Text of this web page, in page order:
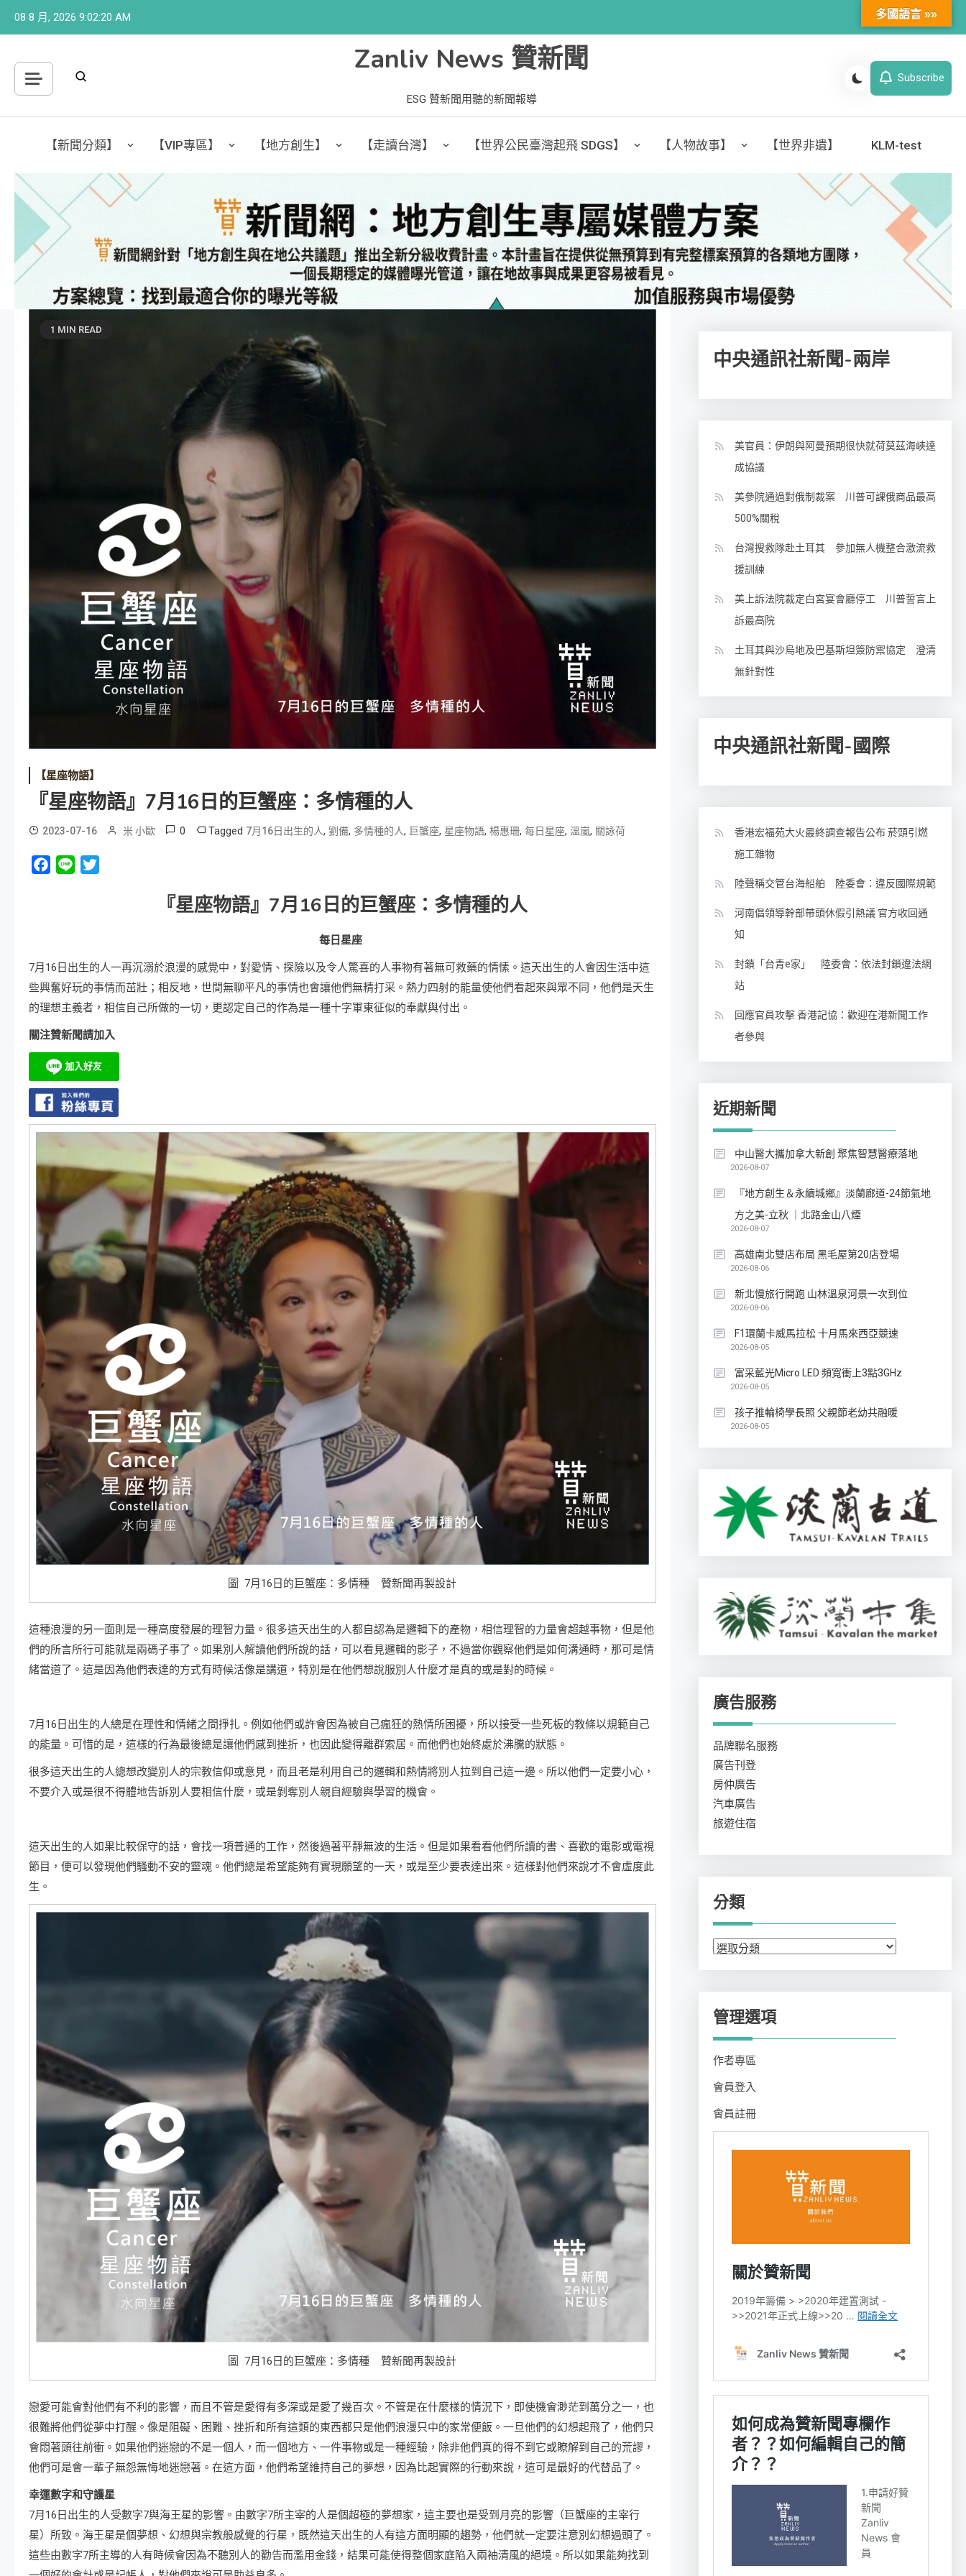
08 8 月, 2026 9:02:23 AM
Zanliv News 贊新聞
ESG 贊新聞用聽的新聞報導
Subscribe
【新聞分類】 【VIP專區】 【地方創生】 【走讀台灣】 【世界公民臺灣起飛 SDGS】 【人物故事】 【世界非遺】 KLM-test
1 MIN READ
【星座物語】
『星座物語』7月16日的巨蟹座：多情種的人
2023-07-16 米 小歐 0 Tagged 7月16日出生的人, 劉備, 多情種的人, 巨蟹座, 星座物語, 楊惠珊, 每日星座, 溫嵐, 關詠荷
Facebook
Line
『星座物語』 7月16 日的巨蟹座：多情種的人
每日星座
7月16日出生的人一再沉溺於浪漫的感覺中，對愛情、探險以及令人驚喜的人事物有著無可救藥的情愫。這天出生的人會因生活中這
些興奮好玩的事情而茁壯；相反地，世間無聊平凡的事情也會讓他們無精打采。熱力四射的能量使他們看起來與眾不同，他們是天生
的理想主義者，相信自己所做的一切，更認定自己的作為是一種十字軍東征似的奉獻與付出。
關注贊新聞請加入
圖 7月16日的巨蟹座：多情種 贊新聞再製設計
這種浪漫的另一面則是一種高度發展的理智力量。很多這天出生的人都自認為是邏輯下的產物，相信理智的力量會超越事物，但是他
們的所言所行可能就是兩碼子事了。如果別人解讀他們所說的話，可以看見邏輯的影子，不過當你觀察他們是如何溝通時，那可是情
緒當道了。這是因為他們表達的方式有時候活像是講道，特別是在他們想說服別人什麼才是真的或是對的時候。
7月16日出生的人總是在理性和情緒之間掙扎。例如他們或許會因為被自己瘋狂的熱情所困擾，所以接受一些死板的教條以規範自己
的能量。可惜的是，這樣的行為最後總是讓他們感到挫折，也因此變得離群索居。而他們也始終處於沸騰的狀態。
很多這天出生的人總想改變別人的宗教信仰或意見，而且老是利用自己的邏輯和熱情將別人拉到自己這一邊。所以他們一定要小心，
不要介入或是很不得體地告訴別人要相信什麼，或是剝奪別人親自經驗與學習的機會。
這天出生的人如果比較保守的話，會找一項普通的工作，然後過著平靜無波的生活。但是如果看看他們所讀的書、喜歡的電影或電視
節目，便可以發現他們騷動不安的靈魂。他們總是希望能夠有實現願望的一天，或是至少要表達出來。這樣對他們來說才不會虛度此
生。
圖 7月16日的巨蟹座：多情種 贊新聞再製設計
戀愛可能會對他們有不利的影響，而且不管是愛得有多深或是愛了幾百次。不管是在什麼樣的情況下，即使機會渺茫到萬分之一，也
很難將他們從夢中打醒。像是阻礙、困難、挫折和所有這類的東西都只是他們浪漫只中的家常便飯。一旦他們的幻想起飛了，他們只
會悶著頭往前衝。如果他們迷戀的不是一個人，而一個地方、一件事物或是一種經驗，除非他們真的得不到它或瞭解到自己的荒謬，
他們可是會一輩子無怨無悔地迷戀著。在這方面，他們希望維持自己的夢想，因為比起實際的行動來說，這可是最好的代替品了。
幸運數字和守護星
7月16日出生的人受數字7與海王星的影響。由數字7所主宰的人是個超極的夢想家，這主要也是受到月亮的影響（巨蟹座的主宰行
星）所致。海王星是個夢想、幻想與宗教般感覺的行星，既然這天出生的人有這方面明顯的趨勢，他們就一定要注意別幻想過頭了。
這些由數字7所主導的人有時候會因為不聽別人的勸告而濫用金錢，結果可能使得整個家庭陷入兩袖清風的絕境。所以如果能夠找到
中央通訊社新聞-兩岸
美官員：伊朗與阿曼預期很快就荷莫茲海峽達
成協議
美參院通過對俄制裁案 川普可課俄商品最高
500%關稅
台灣搜救隊赴土耳其 參加無人機整合激流救
援訓練
美上訴法院裁定白宮宴會廳停工 川普誓言上
訴最高院
土耳其與沙烏地及巴基斯坦簽防禦協定 澄清
無針對性
中央通訊社新聞-國際
香港宏福苑大火最終調查報告公布 菸頭引燃
施工雜物
陸聲稱交管台海船舶 陸委會：違反國際規範
河南倡領導幹部帶頭休假引熱議 官方收回通
知
封鎖「台青e家」 陸委會：依法封鎖違法網
站
回應官員攻擊 香港記協：歡迎在港新聞工作
者參與
近期新聞
中山醫大攜加拿大新創 聚焦智慧醫療落地
2026-08-07
『地方創生＆永續城鄉』淡蘭廊道-24節氣地
方之美-立秋 ｜北路金山八煙
2026-08-07
高雄南北雙店布局 黑毛屋第20店登場
2026-08-06
新北慢旅行開跑 山林溫泉河景一次到位
2026-08-06
F1環蘭卡威馬拉松 十月馬來西亞競速
2026-08-05
富采藍光Micro LED 頻寬衝上3點3GHz
2026-08-05
孩子推輪椅學長照 父親節老幼共融暖
2026-08-05
廣告服務
品牌聯名服務
廣告刊登
房仲廣告
汽車廣告
旅遊住宿
分類
分
管理選項
作者專區
會員登入
會員註冊
多國語言 »»